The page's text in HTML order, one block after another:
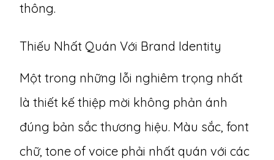
thông.
Thiếu Nhất Quán Với Brand Identity
Một trong những lỗi nghiêm trọng nhất
là thiết kế thiệp mời không phản ánh
đúng bản sắc thương hiệu. Màu sắc, font
chữ, tone of voice phải nhất quán với các